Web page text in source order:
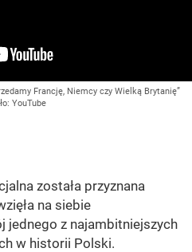
Francję, Niemcy czy Wielką Brytanię”
YouTube
została przyznana
na siebie
jednego z najambitniejszych
w historii Polski.